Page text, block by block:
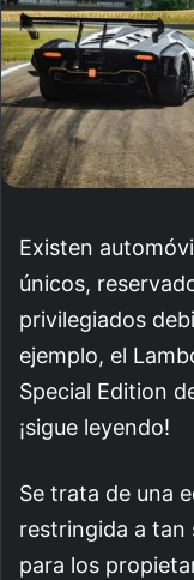
Existen
únicos,
privilegiados
ejemplo, el
Special Edition
¡sigue leyendo!
Se trata de una
restringida a tan
para los